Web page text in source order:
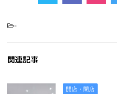
-
関連記事
開店・閉店